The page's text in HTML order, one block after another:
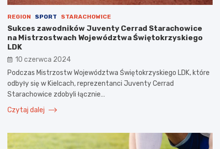
REGION SPORT STARACHOWICE
Sukces zawodników Juventy Cerrad Starachowice
na Mistrzostwach Województwa Świętokrzyskiego
LDK
10 czerwca 2024
Podczas Mistrzostw Województwa Świętokrzyskiego LDK, które
odbyły się w Kielcach, reprezentanci Juventy Cerrad
Starachowice zdobyli łącznie…
Czytaj dalej